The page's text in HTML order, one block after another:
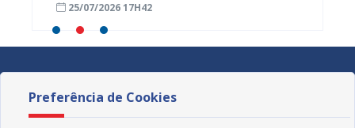
25/07/2026 17H42
Preferência de Cookies